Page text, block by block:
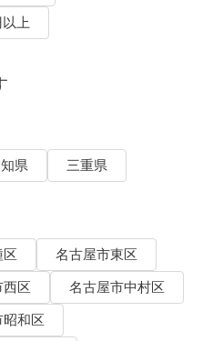
上
県 三重県
名古屋市東区
区
名古屋市中村区
和区